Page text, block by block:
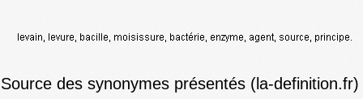
Source des synonymes présentés (la-